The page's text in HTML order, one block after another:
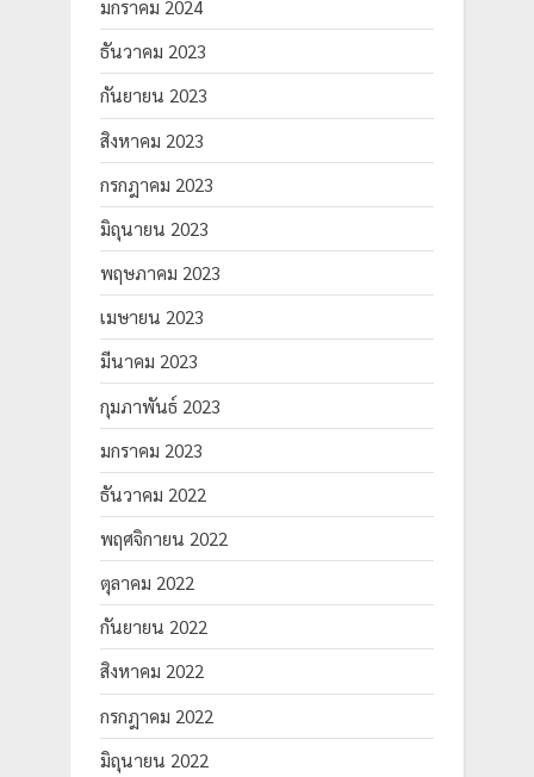
มกราคม 2024
ธันวาคม 2023
กันยายน 2023
สิงหาคม 2023
กรกฎาคม 2023
มิถุนายน 2023
พฤษภาคม 2023
เมษายน 2023
มีนาคม 2023
กุมภาพันธ์ 2023
มกราคม 2023
ธันวาคม 2022
พฤศจิกายน 2022
ตุลาคม 2022
กันยายน 2022
สิงหาคม 2022
กรกฎาคม 2022
มิถุนายน 2022